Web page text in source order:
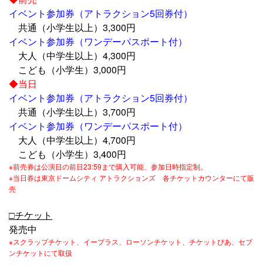
イベント参加券（アトラクション5回券付）
共通（小学生以上）3,300円
イベント参加券（ワンデーパスポート付）
大人（中学生以上）4,300円
こども（小学生）3,000円
◆当日
イベント参加券（アトラクション5回券付）
共通（小学生以上）3,700円
イベント参加券（ワンデーパスポート付）
大人（中学生以上）4,700円
こども（小学生）3,400円
※前売券は公演日の前日23:59まで購入可能、参加日時指定制。
※当日券は東京ドームシティ アトラクションズ 各チケットカウンターにて販
売
□チケット
発売中
※スクラップチケット、イープラス、ローソンチケット、チケットぴあ、セブ
ンチケットにて取扱